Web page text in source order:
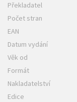
Překladatel
Počet stran
EAN
Datum vydání
Věk od
Formát
Nakladatelství
Edice